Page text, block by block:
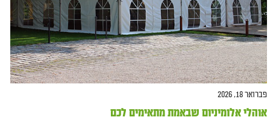
פברואר 18, 2026
אוהלי אלומיניום שבאמת מתאימים לכם